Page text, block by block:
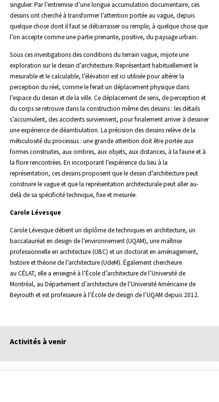
singulier. Par l’entremise d’une longue accumulation documentaire, ces
dessins ont cherché à transformer l’attention portée au vague, depuis
quelque chose dont il faut se débarrasser ou remplir, à quelque chose que
l’on accepte comme une partie prenante, positive, du paysage urbain.
Sous ces investigations des conditions du terrain vague, mijote une
exploration sur le dessin d’architecture. Représentant habituellement le
mesurable et le calculable, l’élévation est ici utilisée pour altérer la
perception du réel, comme le ferait un déplacement physique dans
l’espace du dessin et de la ville. Ce déplacement de sens, de perception et
du corps se retrouve dans la construction même des dessins : les détails
s’accumulent, des accidents surviennent, pour finalement arriver à dessiner
une expérience de déambulation. La précision des dessins relève de la
méticulosité du processus : une grande attention doit être portée aux
formes construites, aux ombres, aux objets, aux distances, à la faune et à
la flore rencontrées. En incorporant l’expérience du lieu à la
représentation, ces dessins proposent que le dessin d’architecture peut
construire le vague et que la représentation architecturale peut aller au-
delà de sa spécificité technique, fixe et mesurée.
Carole Lévesque
Carole Lévesque détient un diplôme de techniques en architecture, un
baccalauréat en design de l’environnement (UQAM), une maîtrise
professionnelle en architecture (UBC) et un doctorat en aménagement,
histoire et théorie de l’architecture (UdeM). Également chercheure
au CÉLAT, elle a enseigné à l’École d’architecture de l’Université de
Montréal, au Département d’architecture de l’Université Américaine de
Beyrouth et est professeure à l’École de design de l’UQAM depuis 2012.
Activités à venir